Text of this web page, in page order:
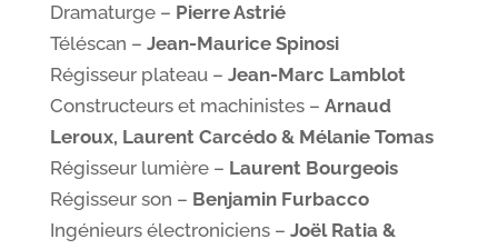
Dramaturge – Pierre Astrié
Téléscan – Jean-Maurice Spinosi
Régisseur plateau – Jean-Marc Lamblot
Constructeurs et machinistes – Arnaud
Leroux, Laurent Carcédo & Mélanie Tomas
Régisseur lumière – Laurent Bourgeois
Régisseur son – Benjamin Furbacco
Ingénieurs électroniciens – Joël Ratia &